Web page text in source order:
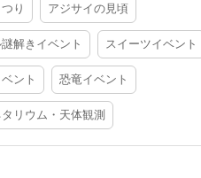
り アジサイの見頃
謎解きイベント スイーツイベント
ント 恐竜イベント
リウム・天体観測